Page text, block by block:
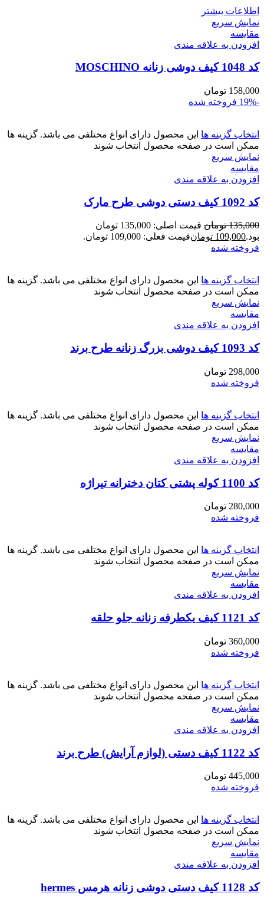
اطلاعات بیشتر
نمایش سریع
مقايسه
افزودن به علاقه مندی
کد 1048 کیف دوشی زنانه MOSCHINO
158,000 تومان
-19%
فروخته شده
انتخاب گزینه ها این محصول دارای انواع مختلفی می باشد. گزینه ها
ممکن است در صفحه محصول انتخاب شوند
نمایش سریع
مقايسه
افزودن به علاقه مندی
کد 1092 کیف دستی دوشی طرح مارک
135,000 تومان
قیمت اصلی: 135,000 تومان
بود.109,000 تومانقیمت فعلی: 109,000 تومان.
فروخته شده
انتخاب گزینه ها این محصول دارای انواع مختلفی می باشد. گزینه ها
ممکن است در صفحه محصول انتخاب شوند
نمایش سریع
مقايسه
افزودن به علاقه مندی
کد 1093 کیف دوشی بزرگ زنانه طرح برند
298,000 تومان
فروخته شده
انتخاب گزینه ها این محصول دارای انواع مختلفی می باشد. گزینه ها
ممکن است در صفحه محصول انتخاب شوند
نمایش سریع
مقايسه
افزودن به علاقه مندی
کد 1100 کوله پشتی کتان دخترانه تیراژه
280,000 تومان
فروخته شده
انتخاب گزینه ها این محصول دارای انواع مختلفی می باشد. گزینه ها
ممکن است در صفحه محصول انتخاب شوند
نمایش سریع
مقايسه
افزودن به علاقه مندی
کد 1121 کیف یکطرفه زنانه جلو حلقه
360,000 تومان
فروخته شده
انتخاب گزینه ها این محصول دارای انواع مختلفی می باشد. گزینه ها
ممکن است در صفحه محصول انتخاب شوند
نمایش سریع
مقايسه
افزودن به علاقه مندی
کد 1122 کیف دستی (لوازم آرایش) طرح برند
445,000 تومان
فروخته شده
انتخاب گزینه ها این محصول دارای انواع مختلفی می باشد. گزینه ها
ممکن است در صفحه محصول انتخاب شوند
نمایش سریع
مقايسه
افزودن به علاقه مندی
کد 1128 کیف دستی دوشی زنانه هرمس hermes